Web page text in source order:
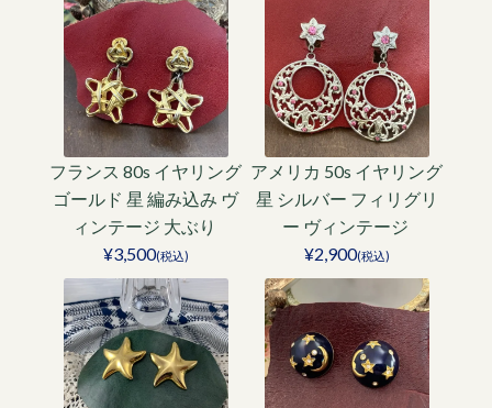
フランス 80s イヤリング
ゴールド 星 編み込み ヴ
ィンテージ 大ぶり
¥3,500(税込)
アメリカ 50s イヤリング
星 シルバー フィリグリ
ー ヴィンテージ
¥2,900(税込)